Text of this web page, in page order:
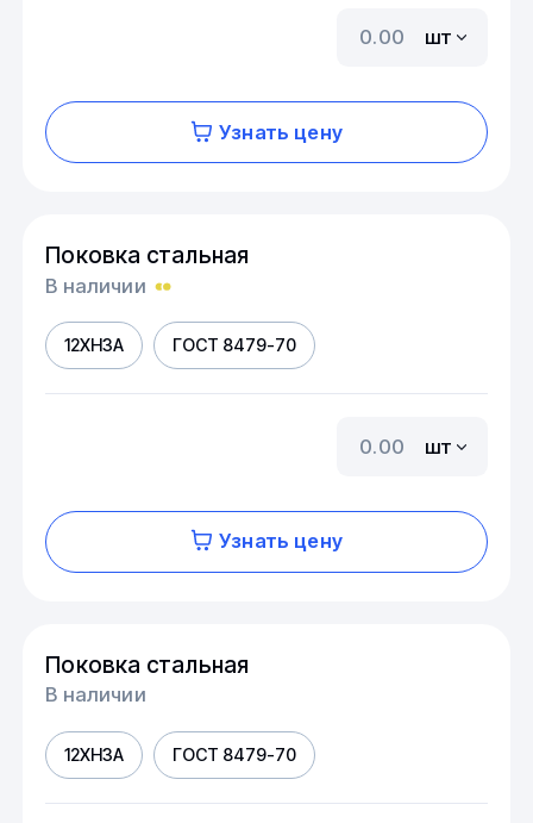
шт
Узнать цену
Поковка стальная
В наличии
12ХН3А ГОСТ 8479-70
шт
Узнать цену
Поковка стальная
В наличии
12ХН3А ГОСТ 8479-70